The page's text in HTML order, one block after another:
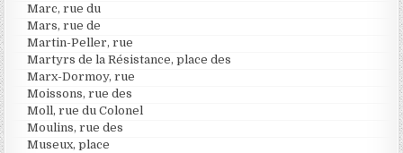
Marc, rue du
Mars, rue de
Martin-Peller, rue
Martyrs de la Résistance, place des
Marx-Dormoy, rue
Moissons, rue des
Moll, rue du Colonel
Moulins, rue des
Museux, place